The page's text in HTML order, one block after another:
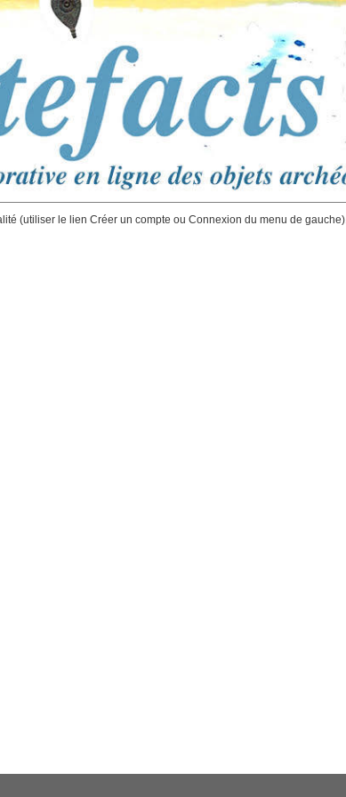
(utiliser le lien Créer un compte ou Connexion du menu de